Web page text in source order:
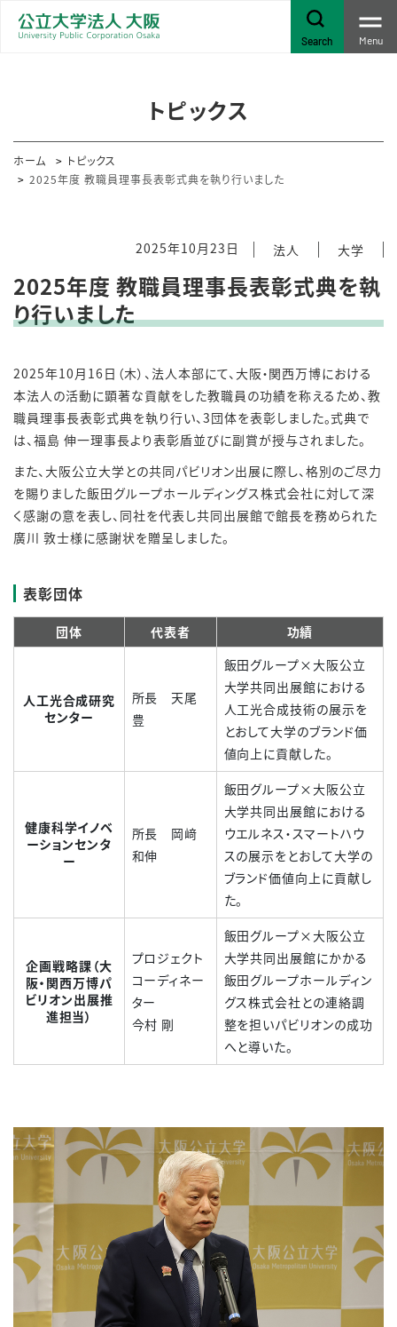
Search Menu
トピックス
ホーム
トピックス
2025年度 教職員理事長表彰式典を執り行いました
2025年10月23日 法人 大学
2025年度 教職員理事長表彰式典を執
り行いました
2025年10月16日（木）、法人本部にて、大阪・関西万博における
本法人の活動に顕著な貢献をした教職員の功績を称えるため、教
職員理事長表彰式典を執り行い、3団体を表彰しました。式典で
は、福島 伸一理事長より表彰盾並びに副賞が授与されました。
また、大阪公立大学との共同パビリオン出展に際し、格別のご尽力
を賜りました飯田グループホールディングス株式会社に対して深
く感謝の意を表し、同社を代表し共同出展館で館長を務められた
廣川 敦士様に感謝状を贈呈しました。
表彰団体
団体 代表者 功績
人工光合成研究
センター
所長 天尾
豊
飯田グループ×大阪公立
大学共同出展館における
人工光合成技術の展示を
とおして大学のブランド価
値向上に貢献した。
健康科学イノベ
ーションセンタ
ー
所長 岡﨑
和伸
飯田グループ×大阪公立
大学共同出展館における
ウエルネス・スマートハウ
スの展示をとおして大学の
ブランド価値向上に貢献し
た。
企画戦略課（大
阪・関西万博パ
ビリオン出展推
進担当）
プロジェクト
コーディネー
ター
今村 剛
飯田グループ×大阪公立
大学共同出展館にかかる
飯田グループホールディン
グス株式会社との連絡調
整を担いパビリオンの成功
へと導いた。